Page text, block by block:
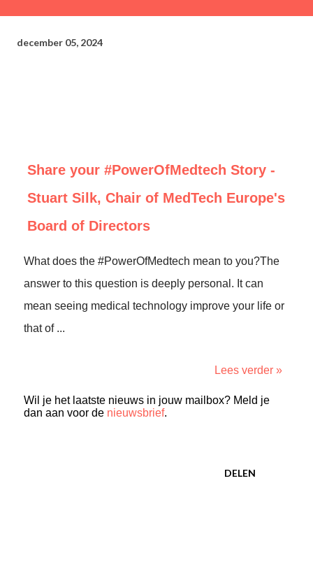
december 05, 2024
Share your #PowerOfMedtech Story -
Stuart Silk, Chair of MedTech Europe's
Board of Directors
What does the #PowerOfMedtech mean to you?The
answer to this question is deeply personal. It can
mean seeing medical technology improve your life or
that of ...
Lees verder »
Wil je het laatste nieuws in jouw mailbox? Meld je
dan aan voor de nieuwsbrief.
DELEN